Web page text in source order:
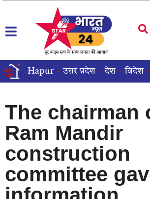
Hapur उत्तर प्रदेश देश विदेश
The chairman
Ram Mandir
construction
committee